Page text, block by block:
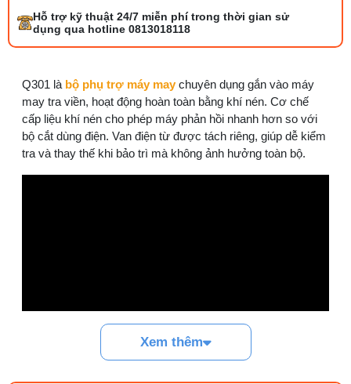
Hỗ trợ kỹ thuật 24/7 miễn phí trong thời gian sử
dụng qua hotline 0813018118
Q301 là bộ phụ trợ máy may chuyên dụng gắn vào máy
may tra viền, hoạt động hoàn toàn bằng khí nén. Cơ chế
cấp liệu khí nén cho phép máy phản hồi nhanh hơn so với
bộ cắt dùng điện. Van điện từ được tách riêng, giúp dễ kiểm
tra và thay thế khi bảo trì mà không ảnh hưởng toàn bộ.
Xem thêm
Bộ phụ trợ kéo vải máy may là gì? Công
dụng và cách lắp
Tổng hợp 6 loại kéo cắt vải ngành may
đáng mua
25/07/2026 09:30 AM
Đồng tiền máy may là gì? Hướng dẫn chỉnh
05/08/2026 10:52 AM